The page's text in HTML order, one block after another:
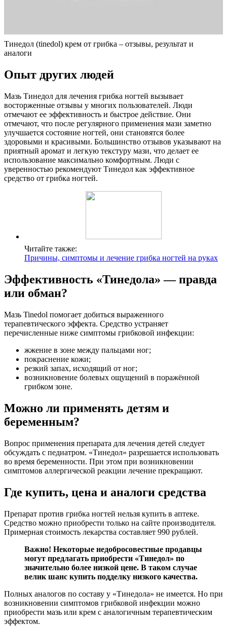
Тинедол (tinedol) крем от грибка – отзывы, результат и
аналоги
Опыт других людей
Мазь Тинедол для лечения грибка ногтей вызывает
восторженные отзывы у многих пользователей. Люди
отмечают ее эффективность и быстрое действие. Они
отмечают, что после регулярного применения мази заметно
улучшается состояние ногтей, они становятся более
здоровыми и красивыми. Большинство отзывов указывают на
приятный аромат и легкую текстуру мази, что делает ее
использование максимально комфортным. Люди с
уверенностью рекомендуют Тинедол как эффективное
средство от грибка ногтей.
Читайте также:
Причины, симптомы и лечение грибка ногтей на руках
Эффективность «Тинедола» — правда
или обман?
Мазь Tinedol помогает добиться выраженного
терапевтического эффекта. Средство устраняет
перечисленные ниже симптомы грибковой инфекции:
жжение в зоне между пальцами ног;
покраснение кожи;
резкий запах, исходящий от ног;
возникновение болевых ощущений в поражённой
грибком зоне.
Можно ли применять детям и
беременным?
Вопрос применения препарата для лечения детей следует
обсуждать с педиатром. «Тинедол» разрешается использовать
во время беременности. При этом при возникновении
симптомов аллергической реакции лечение прекращают.
Где купить, цена и аналоги средства
Препарат против грибка ногтей нельзя купить в аптеке.
Средство можно приобрести только на сайте производителя.
Примерная стоимость лекарства составляет 990 рублей.
Важно! Некоторые недобросовестные продавцы
могут предлагать приобрести «Тинедол» по
значительно более низкой цене. В таком случае
велик шанс купить подделку низкого качества.
Полных аналогов по составу у «Тинедола» не имеется. Но при
возникновении симптомов грибковой инфекции можно
приобрести мазь или крем с аналогичным терапевтическим
эффектом.